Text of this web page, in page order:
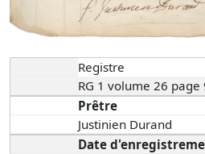
Registre
RG 1 volume 26 page
Prêtre
Justinien Durand
Date